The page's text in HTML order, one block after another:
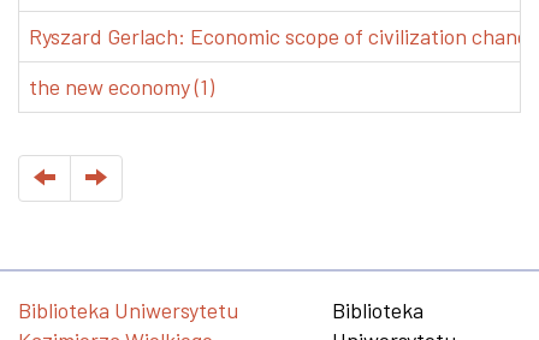
Ryszard Gerlach: Economic scope of civilization
the new economy (1)
Biblioteka Uniwersytetu
Biblioteka